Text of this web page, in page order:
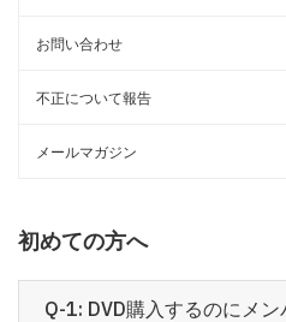
お問い合わせ
不正について報告
メールマガジン
初めての方へ
Q-1: DVD購入するのにメ